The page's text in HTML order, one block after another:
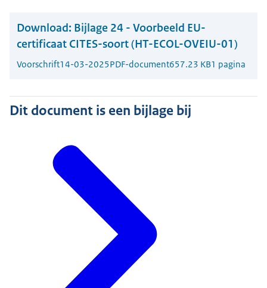
Download: Bijlage 24 - Voorbeeld EU-
certificaat CITES-soort (HT-ECOL-OVEIU-01)
Voorschrift14-03-2025PDF-document657.23 KB1 pagina
Dit document is een bijlage bij